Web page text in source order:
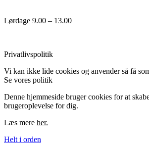
Lørdage 9.00 – 13.00
Privatlivspolitik
Vi kan ikke lide cookies og anvender så få
Se vores politik
Denne hjemmeside bruger cookies for at
brugeroplevelse for dig.
Læs mere her.
Helt i orden